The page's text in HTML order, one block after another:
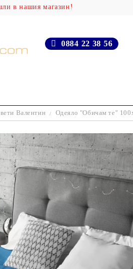
в нашия магазин!
0884 22 38 56
Валентин Одеяло "Обичам те"